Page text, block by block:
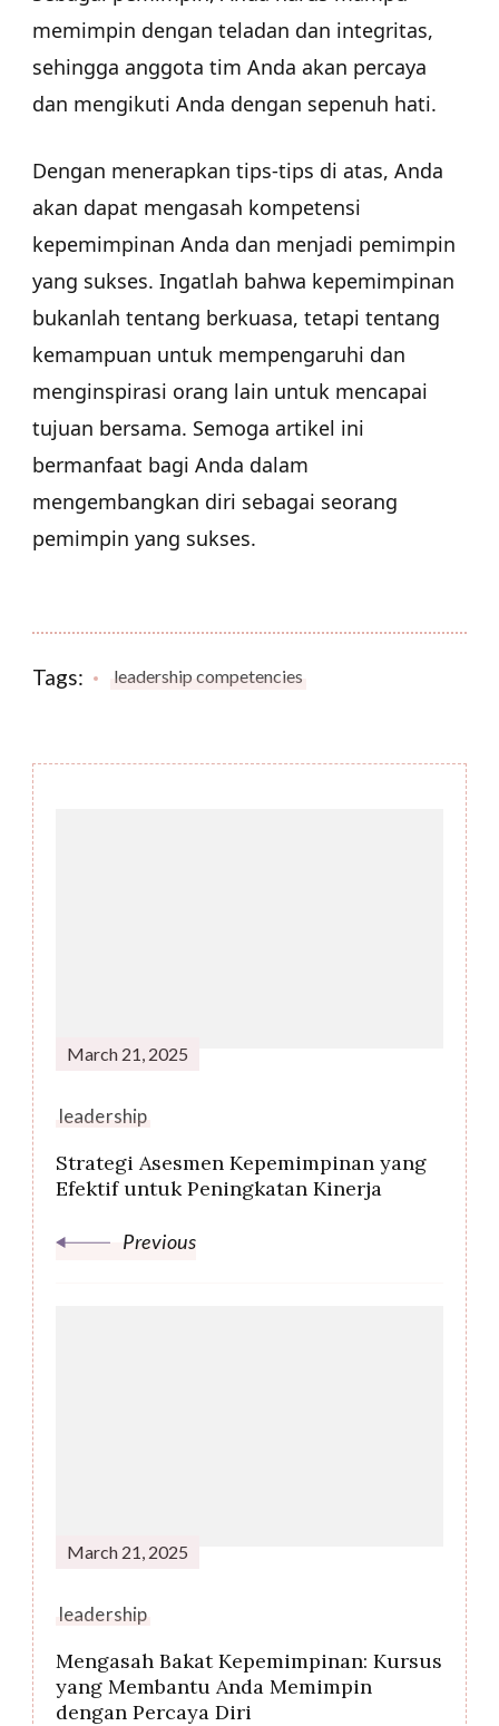
memimpin dengan teladan dan integritas,
sehingga anggota tim Anda akan percaya
dan mengikuti Anda dengan sepenuh hati.
Dengan menerapkan tips-tips di atas, Anda
akan dapat mengasah kompetensi
kepemimpinan Anda dan menjadi pemimpin
yang sukses. Ingatlah bahwa kepemimpinan
bukanlah tentang berkuasa, tetapi tentang
kemampuan untuk mempengaruhi dan
menginspirasi orang lain untuk mencapai
tujuan bersama. Semoga artikel ini
bermanfaat bagi Anda dalam
mengembangkan diri sebagai seorang
pemimpin yang sukses.
Tags: leadership competencies
March 21, 2025
leadership
Strategi Asesmen Kepemimpinan yang
Efektif untuk Peningkatan Kinerja
Previous
March 21, 2025
leadership
Mengasah Bakat Kepemimpinan: Kursus
yang Membantu Anda Memimpin
dengan Percaya Diri